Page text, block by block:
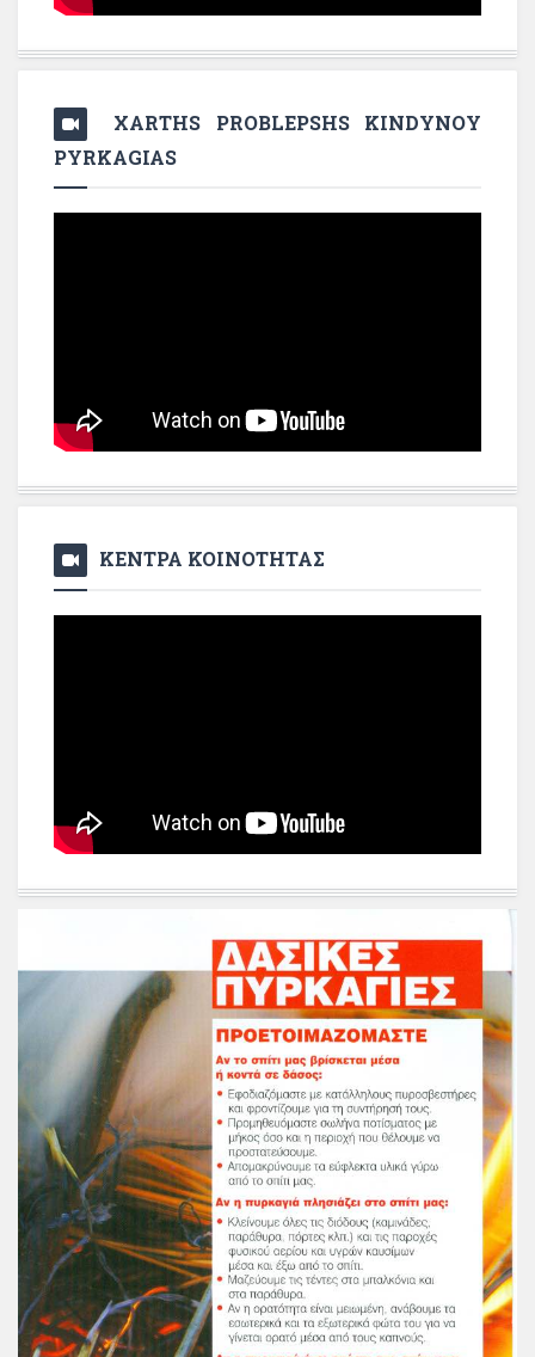
XARTHS PROBLEPSHS KINDYNOY
PYRKAGIAS
ΚΕΝΤΡΑ ΚΟΙΝΟΤΗΤΑΣ